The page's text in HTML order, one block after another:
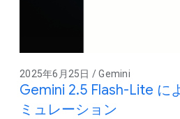
2025年6月25日 / Gemini
Gemini 2.5 Flash-Lite に
ミュレーション